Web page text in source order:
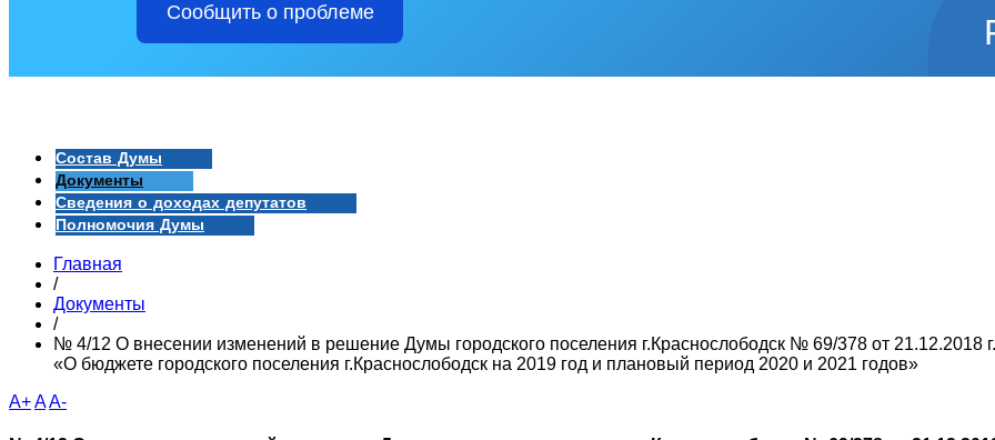
Сообщить о проблеме
Состав Думы
Документы
Сведения о доходах депутатов
Полномочия Думы
Главная
/
Документы
/
№ 4/12 О внесении изменений в решение Думы городского поселения г.Краснослободск № 69/378 от 21.12.2018 г.
«О бюджете городского поселения г.Краснослободск на 2019 год и плановый период 2020 и 2021 годов»
A+AA-